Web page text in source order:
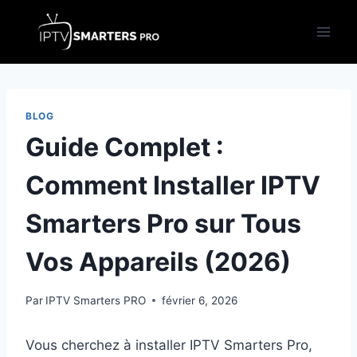
BLOG
Guide Complet :
Comment Installer IPTV
Smarters Pro sur Tous
Vos Appareils (2026)
Par IPTV Smarters PRO février 6, 2026
Vous cherchez à installer IPTV Smarters Pro,